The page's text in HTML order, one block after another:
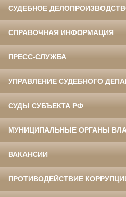
СУДЕБНОЕ
СПРАВОЧНАЯ ИНФОРМАЦИЯ
ПРЕСС-СЛУЖБА
УПРАВЛЕНИЕ СУДЕБНОГО
СУДЫ СУБЪЕКТА РФ
МУНИЦИПАЛЬНЫЕ ОРГАНЫ
ВАКАНСИИ
ПРОТИВОДЕЙСТВИЕ